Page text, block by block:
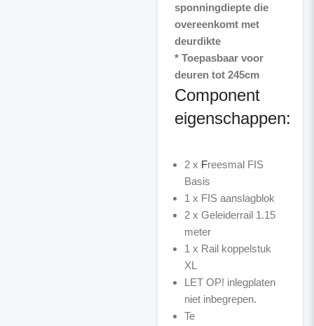
sponningdiepte die
overeenkomt met
deurdikte
* Toepasbaar voor
deuren tot 245cm
Component
eigenschappen:
2 x Freesmal FIS
Basis
1 x FIS aanslagblok
2 x Geleiderrail 1.15
meter
1 x Rail koppelstuk
XL
LET OP! inlegplaten
niet inbegrepen.
Te